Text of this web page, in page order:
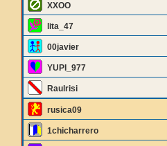
XXOO
lita_47
00javier
YUPI_977
Raulrisi
rusica09
1chicharrero